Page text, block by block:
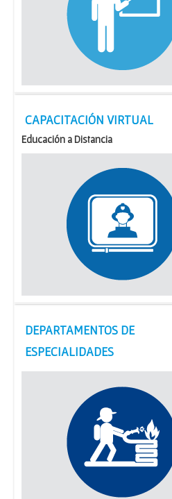
Instancia de formación presencial
instructores miembros de los
Asociaciones de BBVV de la
CAPACITACIÓN VIRTUAL
Educación a Distancia
Instancia de educación a
de los Cuerpos Activos y de las
Asociaciones de BBVV de la
DEPARTAMENTOS DE
ESPECIALIDADES